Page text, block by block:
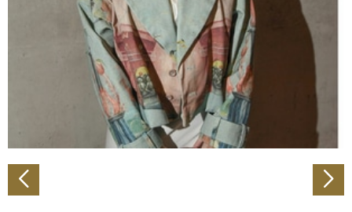
Wir verwenden Cookies, um Inhalte und Anzeigen zu
personalisieren, Funktionen für soziale Medien anbieten
zu können und die Zugriffe auf unsere Website zu
analysieren. Außerdem geben wir Informationen zu Ihrer
Verwendung unserer Website an unsere Partner für
soziale Medien, Werbung und Analysen weiter. Unsere
Partner führen diese Informationen möglicherweise mit
weiteren Daten zusammen, die Sie ihnen bereitgestellt
gesammelt haben.